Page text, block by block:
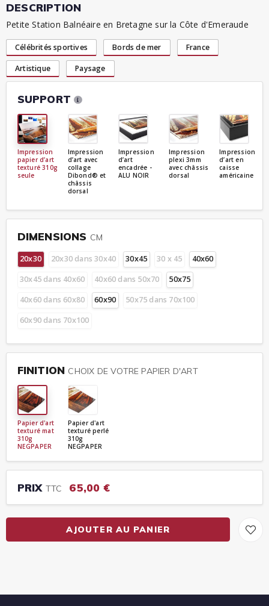
DESCRIPTION
Petite Station Balnéaire en Bretagne sur la Côte d'Emeraude
Célébrités sportives Bords de mer France
Artistique Paysage
SUPPORT
Impression
papier d’art
texturé 310g
seule
Impression
d’art avec
collage
Dibond® et
châssis
dorsal
Impression
d’art
encadrée -
ALU NOIR
Impression
plexi 3mm
avec châssis
dorsal
Impression
d’art en
caisse
américaine
DIMENSIONS CM
20x30 20x30 dans 30x40 30x45 30 x 45
40x60
30x45 dans 40x60
40x60 dans 50x70
50x75
40x60 dans 60x80
60x90
50x75 dans 70x100
60x90 dans 70x100
FINITION CHOIX DE VOTRE PAPIER D'ART
Papier d'art
texturé mat
310g
NEGPAPER
Papier d'art
texturé perlé
310g
NEGPAPER
PRIX TTC 65,00 €
AJOUTER AU PANIER